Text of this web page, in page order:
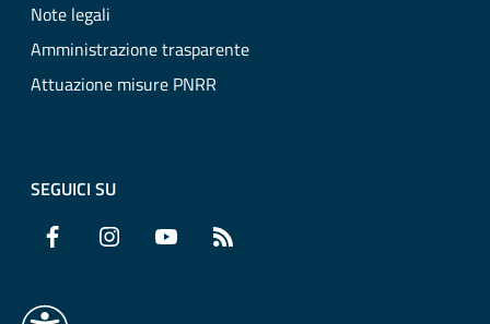
Note legali
Amministrazione trasparente
Attuazione misure PNRR
SEGUICI SU
Facebook Instagram YouTube